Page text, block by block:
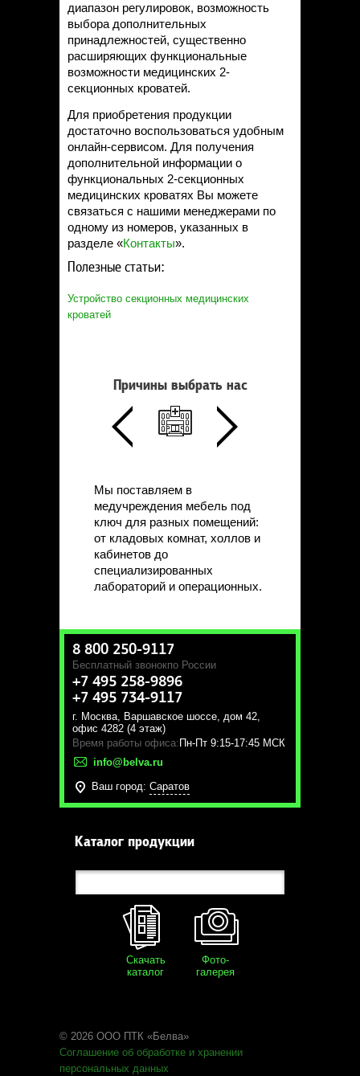
диапазон регулировок, возможность
выбора дополнительных
принадлежностей, существенно
расширяющих функциональные
возможности медицинских 2-
секционных кроватей.
Для приобретения продукции
достаточно воспользоваться удобным
онлайн-сервисом. Для получения
дополнительной информации о
функциональных 2-секционных
медицинских кроватях Вы можете
связаться с нашими менеджерами по
одному из номеров, указанных в
разделе «Контакты».
Полезные статьи:
Устройство секционных медицинских
кроватей
Причины выбрать нас
Мы поставляем в
медучреждения мебель под
ключ для разных помещений:
от кладовых комнат, холлов и
кабинетов до
специализированных
лабораторий и операционных.
8 800 250-9117
Бесплатный звонокпо России
+7 495 258-9896
+7 495 734-9117
г. Москва, Варшавское шоссе, дом 42,
офис 4282 (4 этаж)
Время работы офиса: Пн-Пт 9:15-17:45 МСК
info@belva.ru
Ваш город: Саратов
Каталог продукции
Скачать
каталог
Фото-
галерея
© 2026 ООО ПТК «Белва»
Соглашение об обработке и хранении
персональных данных